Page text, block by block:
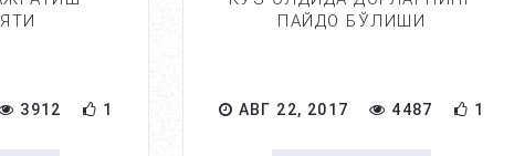
3912 1
ПАЙДО БЎЛИШИ
АВГ 22, 2017 4487 1